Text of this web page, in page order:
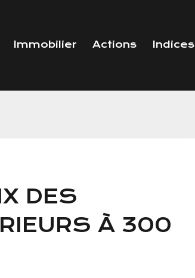
Immobilier Actions Indices
DES
À 300